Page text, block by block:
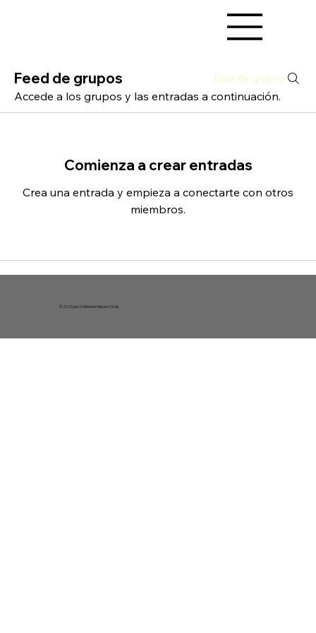
Feed de grupos Lista de grupos
Accede a los grupos y las entradas a continuación.
Comienza a crear entradas
Crea una entrada y empieza a conectarte con otros
miembros.
© 2025 por Children's Nature Circle.